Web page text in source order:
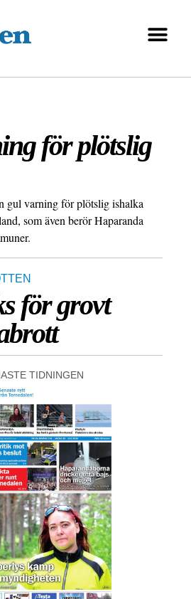
för plötslig
gul varning för plötslig ishalka
som även berör Haparanda
för grovt
TIDNINGEN